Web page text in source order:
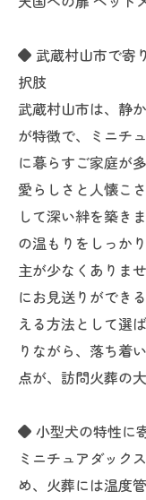
◆ 武蔵村山市で寄
択肢
武蔵村山市は、静
が特徴で、ミニチ
に暮らすご家庭が
愛らしさと人懐こ
して深い絆を築き
の温もりをしっか
主が少なくありま
にお見送りができ
える方法として選
りながら、落ち着
点が、訪問火葬の
◆ 小型犬の特性に
ミニチュアダック
め、火葬には温度